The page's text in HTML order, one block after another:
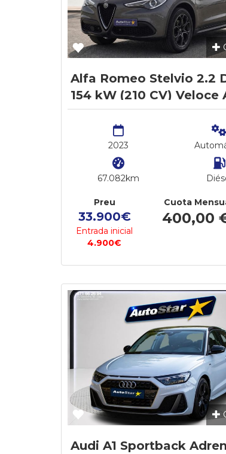
Alfa Romeo Stelvio 2.2
154 kW (210 CV) Veloce
AWD
2023
67.082km
Preu
33.900€
Entrada inicial
4.900€
Cuota
400,00
Audi A1 Sportback